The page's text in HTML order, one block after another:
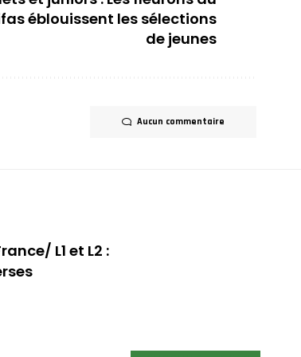
éblouissent les sélections
de jeunes
Aucun commentaire
L1 et L2 :